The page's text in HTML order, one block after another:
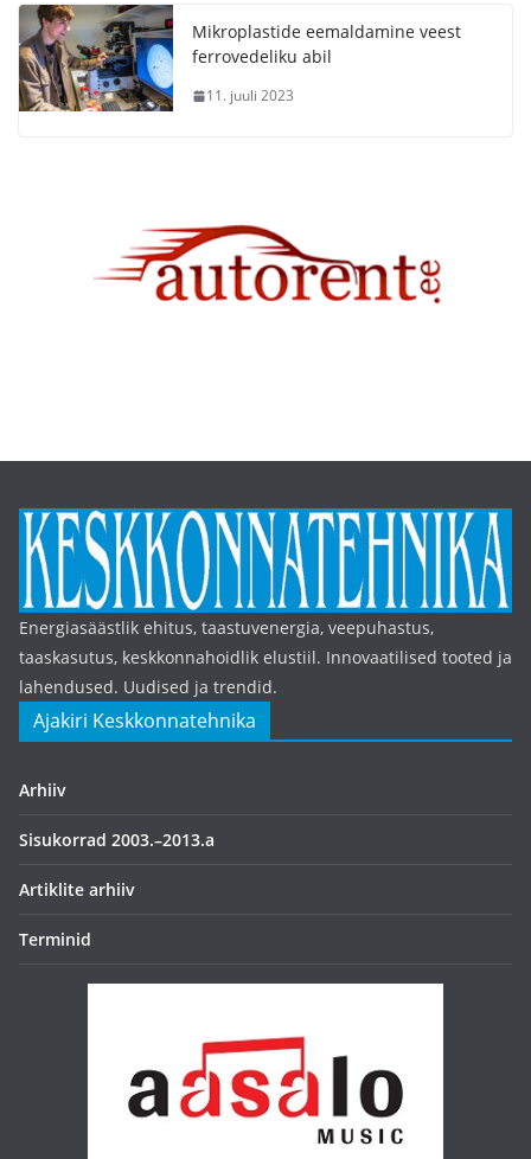
Mikroplastide eemaldamine veest
ferrovedeliku abil
11. juuli 2023
Energiasäästlik ehitus, taastuvenergia, veepuhastus,
taaskasutus, keskkonnahoidlik elustiil. Innovaatilised tooted ja
lahendused. Uudised ja trendid.
Ajakiri Keskkonnatehnika
Arhiiv
Sisukorrad 2003.–2013.a
Artiklite arhiiv
Terminid